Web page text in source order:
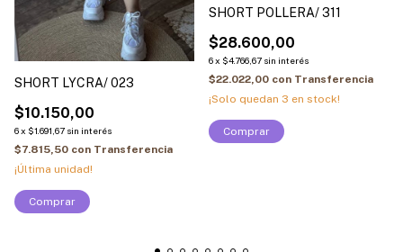
SHORT LYCRA/ 023
$10.150,00
6x $1.691,67 sin interés
$7.815,50 con Transferencia
¡Última unidad!
Comprar
SHORT POLLERA/ 311
$28.600,00
6x $4.766,67 sin interés
$22.022,00 con Transferencia
¡Solo quedan 3 en stock!
Comprar